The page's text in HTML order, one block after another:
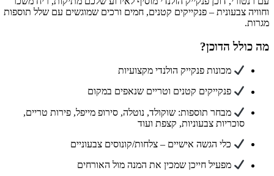
צבעונית – פנקייקים קטנים, חמים ורכים שמוגשים עם שלל תוספות
כולל הדוכן?
מכונות פנקייק הולנדי מקצועיות
פנקייקים קטנים וטריים שנאפים במקום
מבחר תוספות: שוקולד, נוטלה, סירופ מייפל, פירות טריים,
סוכריות צבעוניות, קצפת ועוד
כלי הגשה אישיים – צלחות/קונוסים צבעוניים
מפעיל חייכן שמכין את המנה מול האורחים